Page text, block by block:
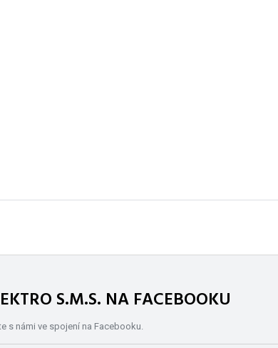
S.M.S. NA FACEBOOKU
s námi ve spojení na Facebooku.